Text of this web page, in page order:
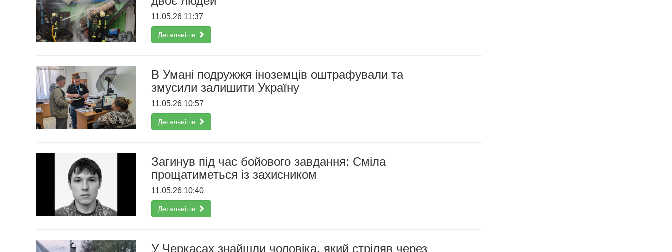
11.05.26 11:37
Детальніше
В Умані подружжя іноземців оштрафували та
змусили залишити Україну
11.05.26 10:57
Детальніше
Загинув під час бойового завдання: Сміла
прощатиметься із захисником
11.05.26 10:40
Детальніше
У Черкасах знайшли чоловіка, який стріляв через